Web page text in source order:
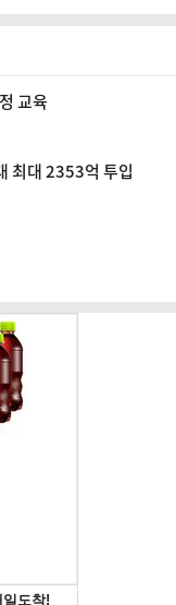
교육
최대 2353억 투입